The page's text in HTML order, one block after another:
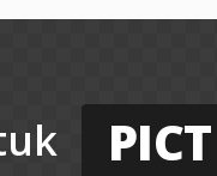
PICT